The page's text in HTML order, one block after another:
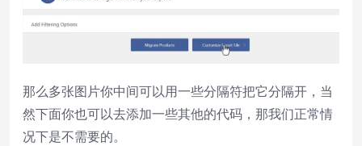
那么多张图片你中间可以用一些分隔符把它分隔开，当
然下面你也可以去添加一些其他的代码，那我们正常情
况下是不需要的。